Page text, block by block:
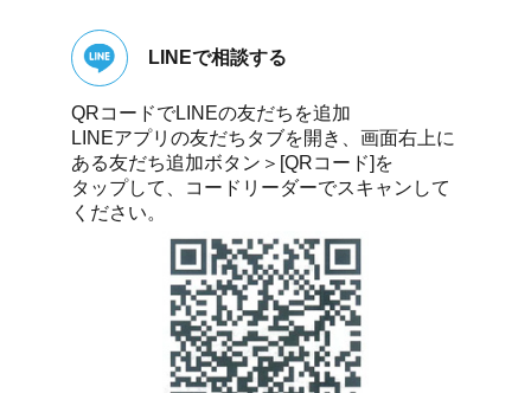
LINEで相談する
QRコードでLINEの友だちを追加
LINEアプリの友だちタブを開き、画面右上に
ある友だち追加ボタン＞[QRコード]を
タップして、コードリーダーでスキャンして
ください。